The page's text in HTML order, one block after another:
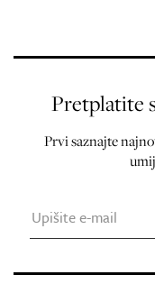
Pretplatite
Prvi saznajte